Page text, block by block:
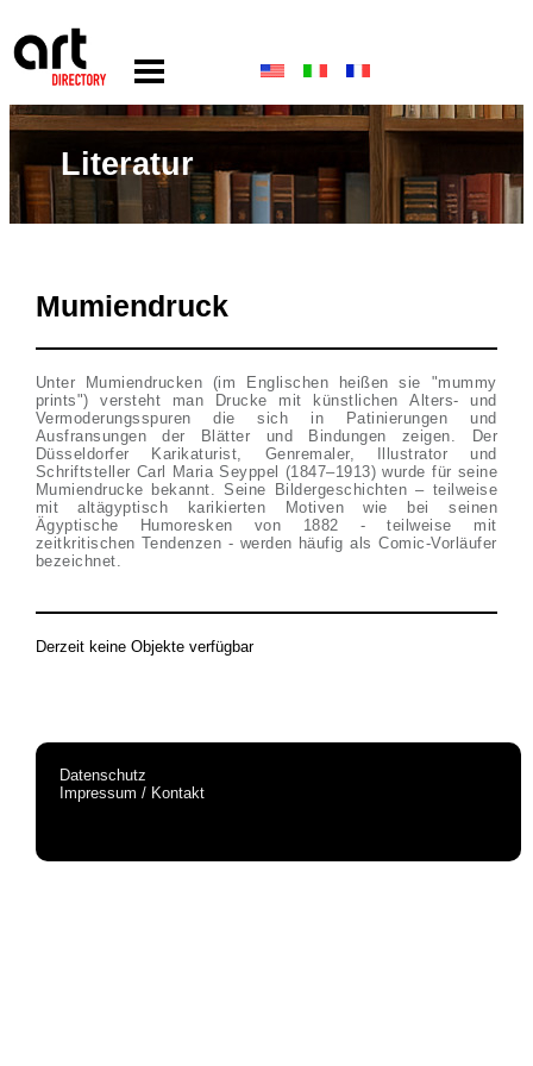
Literatur
Mumiendruck
Unter Mumiendrucken (im Englischen heißen sie "mummy
prints") versteht man Drucke mit künstlichen Alters- und
Vermoderungsspuren die sich in Patinierungen und
Ausfransungen der Blätter und Bindungen zeigen. Der
Düsseldorfer Karikaturist, Genremaler, Illustrator und
Schriftsteller Carl Maria Seyppel (1847–1913) wurde für seine
Mumiendrucke bekannt. Seine Bildergeschichten – teilweise
mit altägyptisch karikierten Motiven wie bei seinen
Ägyptische Humoresken von 1882 - teilweise mit
zeitkritischen Tendenzen - werden häufig als Comic-Vorläufer
bezeichnet.
Derzeit keine Objekte verfügbar
Datenschutz
Impressum / Kontakt